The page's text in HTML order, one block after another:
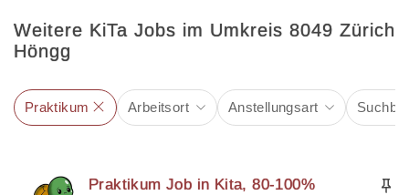
Weitere KiTa Jobs im Umkreis 8049 Zürich
Höngg
Praktikum Arbeitsort Anstellungsart
Praktikum Job in Kita, 80-100%